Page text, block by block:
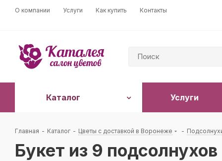
О компании Услуги Как купить Контакты
Каталог Услуги
Главная - Каталог - Цветы с доставкой в Воронеже -
Букет из 9